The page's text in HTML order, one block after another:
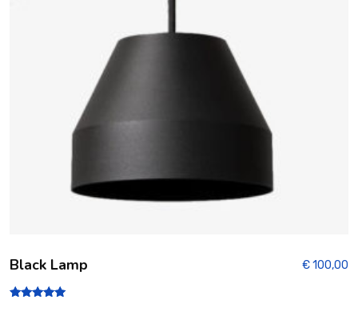
Black Lamp €100,00